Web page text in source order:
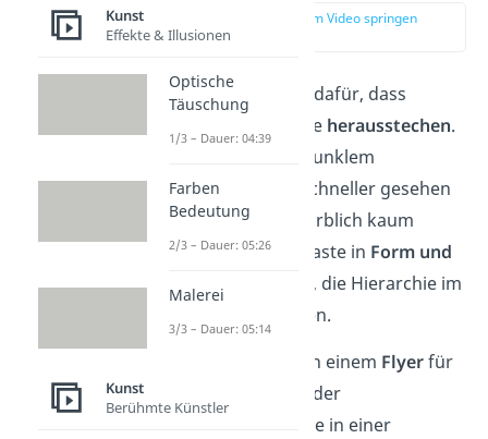
zur Stelle im Video springen
DerKontrast
sorgt dafür, dass
bestimmte Elemente herausstechen.
Ein heller Text auf dunklem
Hintergrund wird schneller gesehen
als einer, der sich farblich kaum
abhebt. Auch Kontraste in Form und
Textur
helfen dabei, die Hierarchie im
Design zu verstärken.
Zum Beispiel kann in einem Flyerfür
eine Veranstaltung der
Veranstaltungsname in einer
Kunst
Effekte & Illusionen
Optische
Täuschung
1/3 – Dauer: 04:39
Farben
Bedeutung
2/3 – Dauer: 05:26
Malerei
3/3 – Dauer: 05:14
Kunst
Berühmte Künstler